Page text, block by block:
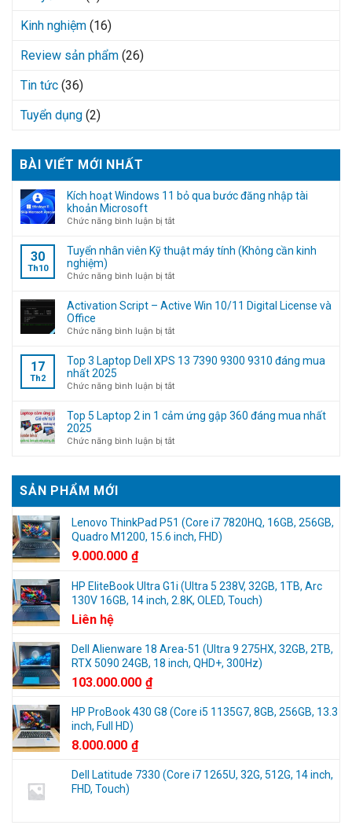
Kinh nghiệm (16)
Review sản phẩm (26)
Tin tức (36)
Tuyển dụng (2)
BÀI VIẾT MỚI NHẤT
Kích hoạt Windows 11 bỏ qua bước đăng nhập tài
khoản Microsoft
Chức năng bình luận bị tắtở
hoạt
Windows
11
qua
khoản
30
Th10
Tuyển nhân viên Kỹ thuật máy tính (Không cần kinh
nghiệm)
Chức năng bình luận bị tắtở
nhân
Kỹ
máy
nghiệm)
Activation Script – Active Win 10/11 Digital License và
Office
Chức năng bình luận bị tắtở
Script
Active
10/11
17
Th2
Top 3 Laptop Dell XPS 13 7390 9300 9310 đáng mua
nhất 2025
Chức năng bình luận bị tắtở
3
Dell
7390
9310
đáng
mua
Top 5 Laptop 2 in 1 cảm ứng gập 360 đáng mua nhất
2025
Chức năng bình luận bị tắtở
in
1
cảm
đáng
mua
SẢN PHẨM MỚI
Lenovo ThinkPad P51 (Core i7 7820HQ, 16GB, 256GB,
Quadro M1200, 15.6 inch, FHD)
9.000.000 ₫
HP EliteBook Ultra G1i (Ultra 5 238V, 32GB, 1TB, Arc
130V 16GB, 14 inch, 2.8K, OLED, Touch)
Liên hệ
Dell Alienware 18 Area-51 (Ultra 9 275HX, 32GB, 2TB,
RTX 5090 24GB, 18 inch, QHD+, 300Hz)
103.000.000 ₫
HP ProBook 430 G8 (Core i5 1135G7, 8GB, 256GB, 13.3
inch, Full HD)
8.000.000 ₫
Dell Latitude 7330 (Core i7 1265U, 32G, 512G, 14 inch,
FHD, Touch)